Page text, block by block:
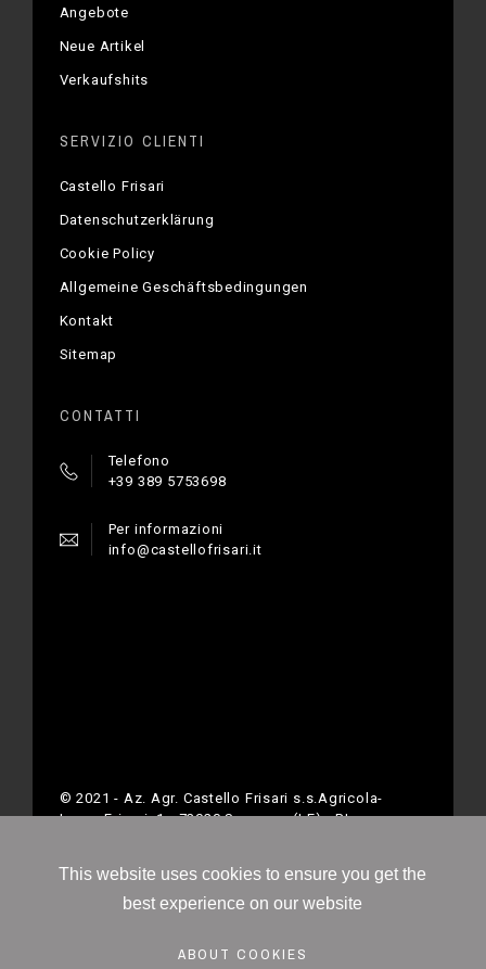
Angebote
Neue Artikel
Verkaufshits
SERVIZIO CLIENTI
Castello Frisari
Datenschutzerklärung
Cookie Policy
Allgemeine Geschäftsbedingungen
Kontakt
Sitemap
CONTATTI
Telefono
+39 389 5753698
Per informazioni
info@castellofrisari.it
© 2021 - Az. Agr. Castello Frisari s.s.Agricola-
Largo Frisari, 1 - 73020 Scorrano (LE) - P.Iva
This website uses cookies to ensure you get the
best experience on our website
ABOUT COOKIES